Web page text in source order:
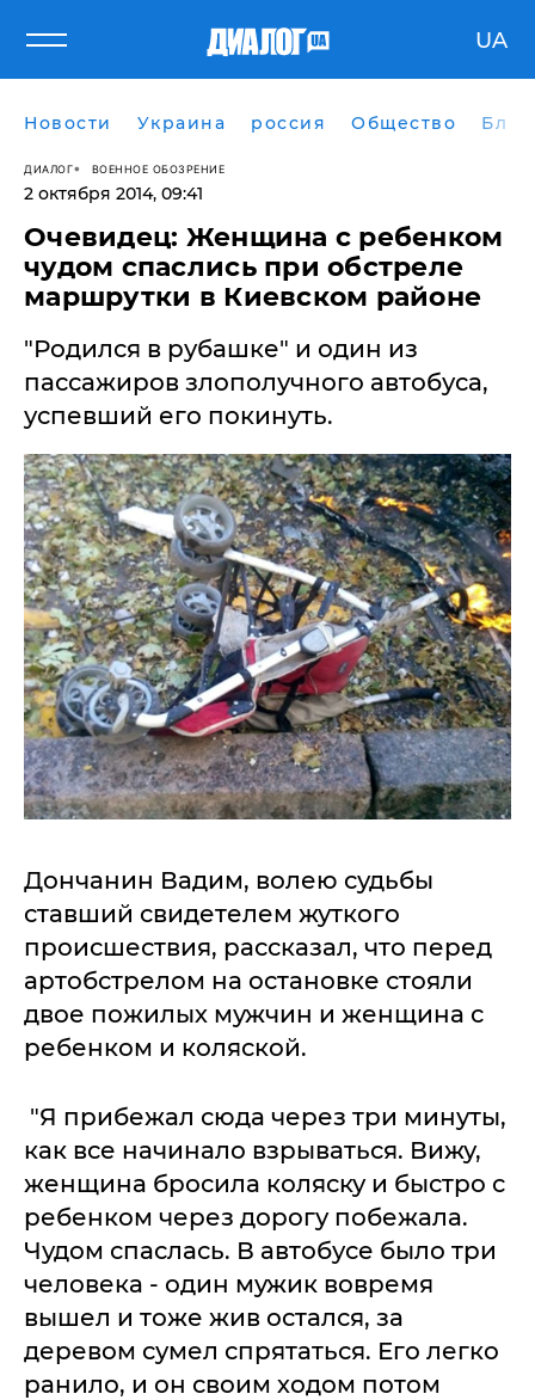
UA
Новости Украина россия Общество
ДИАЛОГ ВОЕННОЕ ОБОЗРЕНИЕ
2 октября 2014, 09:41
Очевидец: Женщина с ребенком
чудом спаслись при обстреле
маршрутки в Киевском районе
"Родился в рубашке" и один из
пассажиров злополучного автобуса,
успевший его покинуть.
Дончанин Вадим, волею судьбы
ставший свидетелем жуткого
происшествия, рассказал, что перед
артобстрелом на остановке стояли
двое пожилых мужчин и женщина с
ребенком и коляской.
"Я прибежал сюда через три минуты,
как все начинало взрываться. Вижу,
женщина бросила коляску и быстро с
ребенком через дорогу побежала.
Чудом спаслась. В автобусе было три
человека - один мужик вовремя
вышел и тоже жив остался, за
деревом сумел спрятаться. Его легко
ранило, и он своим ходом потом